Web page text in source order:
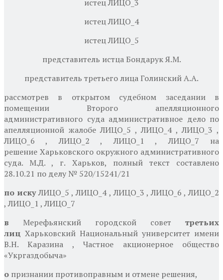
истец ЛИЦО_3
истец ЛИЦО_4
истец ЛИЦО_5
представитель истца Бондарук Я.М.
представитель третьего лица Голинский А.А.
рассмотрев в открытом судебном заседании в
помещении Второго апелляционного
административного суда административное дело по
апелляционной жалобе ЛИЦО_5 , ЛИЦО_4 , ЛИЦО_3 ,
ЛИЦО_6 , ЛИЦО_2 , ЛИЦО_1 , ЛИЦО_7 на
решение Харьковского окружного административного
суда. М.Д. , г. Харьков, полный текст составлено
28.10.21 по делу№ 520/15241/21
по искуЛИЦО_5 , ЛИЦО_4 , ЛИЦО_3 , ЛИЦО_6 , ЛИЦО_2
, ЛИЦО_1 , ЛИЦО_7
в Мерефьянский городской совет третьих
лиц Харьковский Национальный университет имени
В.Н. Каразина ,Частное акционерное общество
«Укргаздобыча»
о признании противоправным и отмене решения,